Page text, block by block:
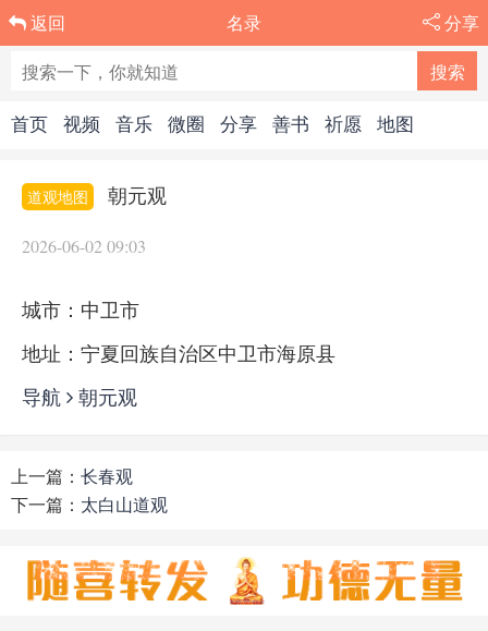
返回 名录 分享
首页 视频 音乐 微圈 分享 善书 祈愿 地图
道观地图 朝元观
2026-06-02 09:03
城市：中卫市
地址：宁夏回族自治区中卫市海原县
导航
朝元观
上一篇： 长春观
下一篇： 太白山道观